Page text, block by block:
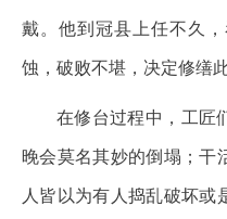
戴。他到冠县上任不久
蚀，破败不堪，决定修缮
在修台过程中，工匠
晚会莫名其妙的倒塌；干
人皆以为有人捣乱破坏或